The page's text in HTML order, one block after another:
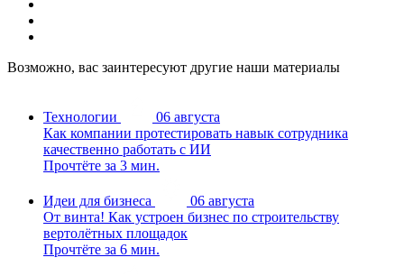
Возможно, вас заинтересуют другие наши материалы
Технологии
06 августа
Как компании протестировать навык сотрудника
качественно работать с ИИ
Прочтёте за 3 мин.
Идеи для бизнеса
06 августа
От винта! Как устроен бизнес по строительству
вертолётных площадок
Прочтёте за 6 мин.